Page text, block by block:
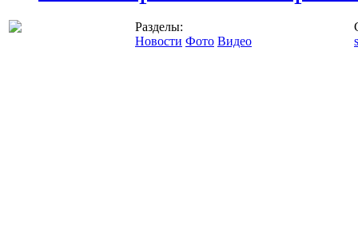
Разделы:
Новости Фото Видео